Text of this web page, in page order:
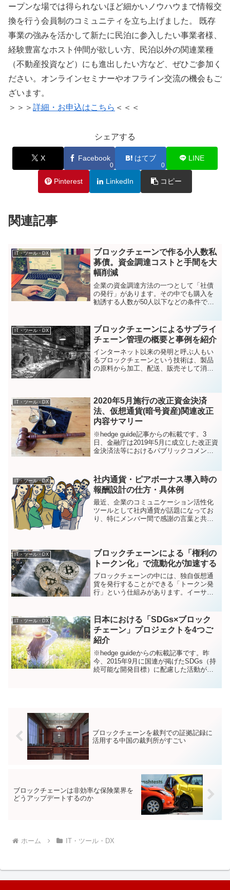
ープンな場では得られないほど細かいノウハウまで情報交
換を行う会員制のコミュニティを立ち上げました。 既存
事業の強みを活かして新たに民泊に参入したい事業者様、
経験豊富なホスト仲間が欲しい方、民泊以外の関連業種
（不動産投資など）にも進出したい方など、ぜひご参加く
ださい。オンラインセミナーやオフライン交流の機会もご
ざいます。
＞＞＞ 詳細・お申込はこちら ＜＜＜
シェアする
X Facebook
0
はてブ
0
LINE
Pinterest LinkedIn コピー
関連記事
IT・ツール・DX
ブロックチェーンで作る小人数私
募債。資金調達コストと手間を大
幅削減
企業の資金調達方法の一つとして「社債
の発行」があります。その中でも購入を
勧誘する人数が50人以下などの条件で発
小回りの利くものです。この少人数私募
債であれば、ブロックチ...
IT・ツール・DX
ブロックチェーンによるサプライ
チェーン管理の概要と事例を紹介
インターネット以来の発明と呼ぶ人もい
るブロックチェーンという技術は、製品
の原料から加工、配送、販売そして消費
する「分散型取引台帳」...
IT・ツール・DX
2020年5月施行の改正資金決済
法、仮想通貨(暗号資産)関連改正
内容サマリー
※hedge guide記事からの転載です。3
日、金融庁は2019年5月に成立した改正資
金決済法等におけるパブリックコメント
ました。今回の改正では仮想通貨に係る
広...
IT・ツール・DX
社内通貨・ピアボーナス導入時の
報酬設計の仕方・具体例
最近、企業のコミュニケーション活性化
ツールとして社内通貨が話題になってお
り、特にメンバー間で感謝の言葉と共に
入できるツール「GIFT...
IT・ツール・DX
ブロックチェーンによる「権利の
トークン化」で流動化が加速する
ブロックチェーンの中には、独自仮想通
貨を発行することができる「トークン発
行」という仕組みがあります。イーサリ
すが、これによって作成されたトークン
を用いて、収益やサービ...
IT・ツール・DX
日本における「SDGs×ブロック
チェーン」プロジェクトを4つご
紹介
※hedge guideからの転載記事です。昨
今、2015年9月に国連が掲げたSDGs（持
続可能な開発目標）に配慮した活動が世
ブロックチェーンを裁判での証拠記録に
活用する中国の裁判所がすごい
ブロックチェーンは非効率な保険業界を
どうアップデートするのか
ホーム IT・ツール・DX